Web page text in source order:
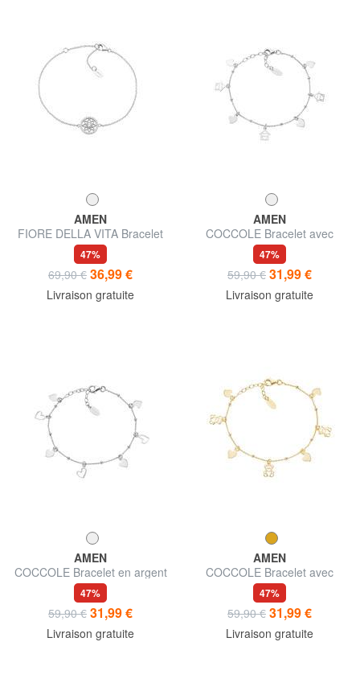
AMEN
FIORE DELLA VITA Bracelet
en argent avec zircons
47%
69,90 € 36,99 €
Livraison gratuite
AMEN
COCCOLE Bracelet avec
breloques cœur et maison
47%
59,90 € 31,99 €
Livraison gratuite
AMEN
COCCOLE Bracelet en argent
avec breloques coeur
47%
59,90 € 31,99 €
Livraison gratuite
AMEN
COCCOLE Bracelet avec
breloques cœur et ours en
peluche
47%
59,90 € 31,99 €
Livraison gratuite